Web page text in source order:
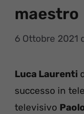
maestro
6 Ottobre 2021
Luca Laurenti
successo in
televisivo